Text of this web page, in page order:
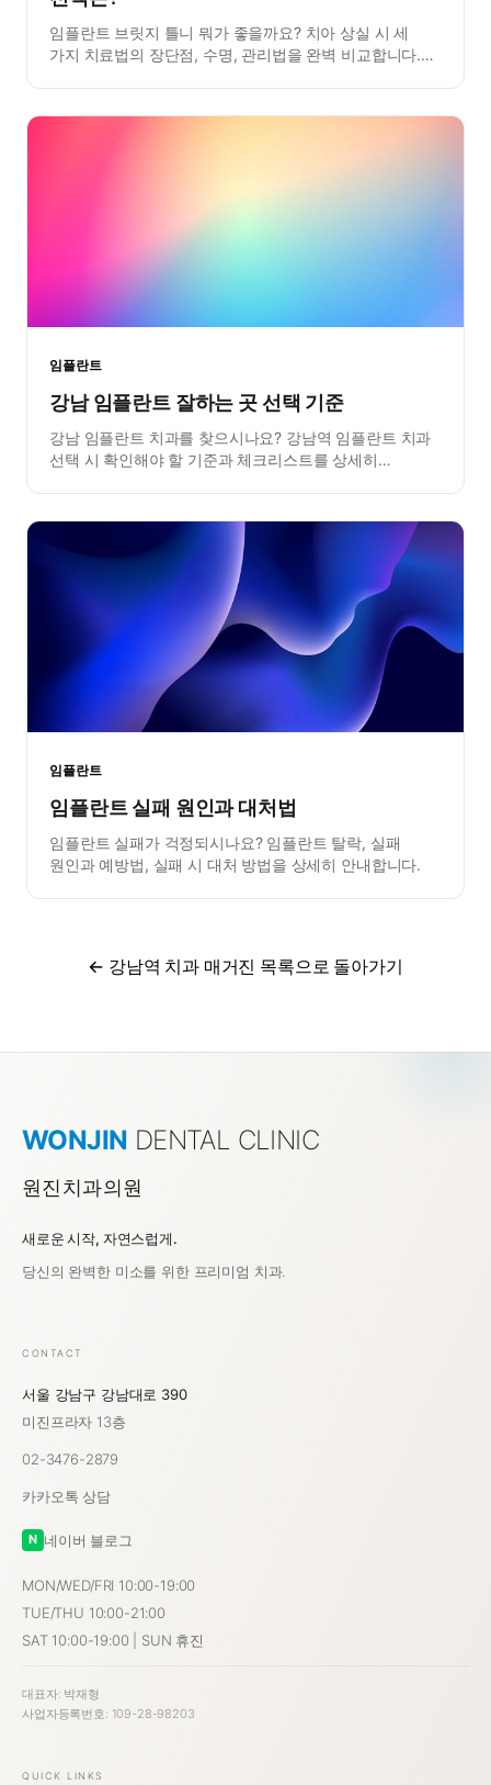
임플란트 브릿지 틀니 뭐가 좋을까요? 치아 상실 시 세
가지 치료법의 장단점, 수명, 관리법을 완벽 비교합니다.
임플란트
강남 임플란트 잘하는 곳 선택 기준
강남 임플란트 치과를 찾으시나요? 강남역 임플란트 치과
선택 시 확인해야 할 기준과 체크리스트를 상세히
임플란트
임플란트 실패 원인과 대처법
임플란트 실패가 걱정되시나요? 임플란트 탈락, 실패
원인과 예방법, 실패 시 대처 방법을 상세히 안내합니다.
← 강남역 치과 매거진 목록으로 돌아가기
WONJIN DENTAL CLINIC
원진치과의원
새로운 시작, 자연스럽게.
당신의 완벽한 미소를 위한 프리미엄 치과.
CONTACT
서울 강남구 강남대로 390
미진프라자 13층
02-3476-2879
카카오톡 상담
N 네이버 블로그
MON/WED/FRI 10:00-19:00
TUE/THU 10:00-21:00
SAT 10:00-19:00 | SUN 휴진
대표자: 박재형
사업자등록번호: 109-28-98203
QUICK LINKS